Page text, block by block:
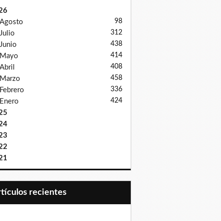
Agosto
98
Julio 312
Junio 438
Mayo 414
Abril 408
Marzo 458
Febrero 336
Enero 424
recientes